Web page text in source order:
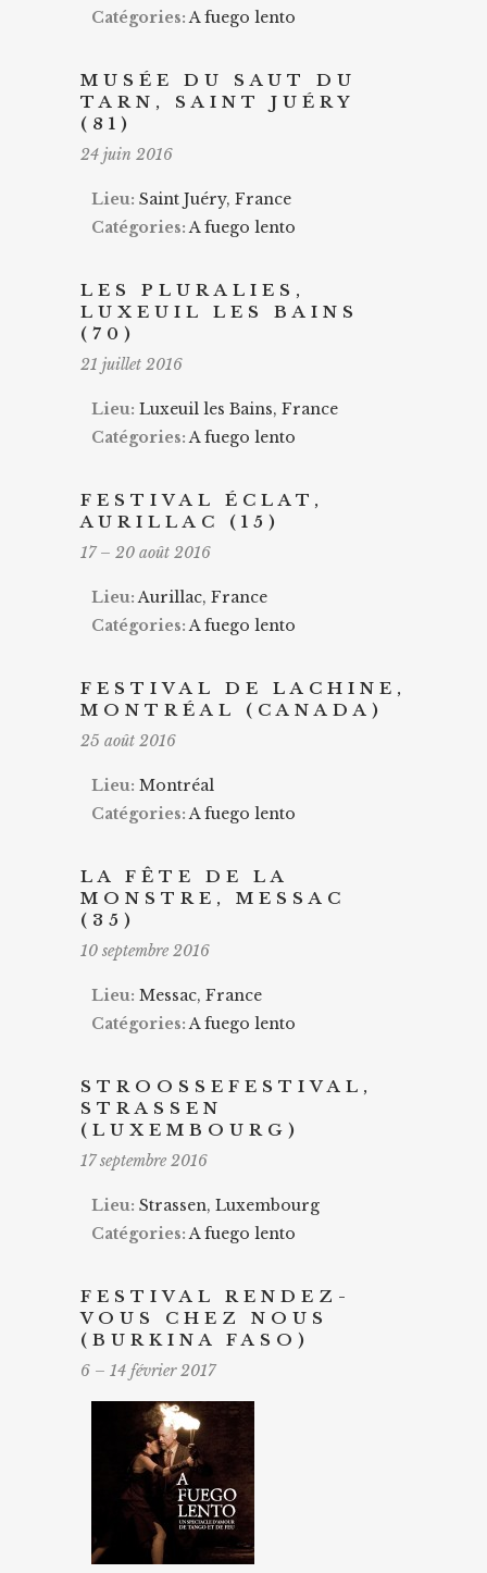
Catégories: A fuego lento
MUSÉE DU SAUT DU
TARN, SAINT JUÉRY
(81)
24 juin 2016
Lieu: Saint Juéry, France
Catégories: A fuego lento
LES PLURALIES,
LUXEUIL LES BAINS
(70)
21 juillet 2016
Lieu: Luxeuil les Bains, France
Catégories: A fuego lento
FESTIVAL ÉCLAT,
AURILLAC (15)
17– 20 août 2016
Lieu: Aurillac, France
Catégories: A fuego lento
FESTIVAL DE LACHINE,
MONTRÉAL (CANADA)
25 août 2016
Lieu: Montréal
Catégories: A fuego lento
LA FÊTE DE LA
MONSTRE, MESSAC
(35)
10 septembre 2016
Lieu: Messac, France
Catégories: A fuego lento
STROOSSEFESTIVAL,
STRASSEN
(LUXEMBOURG)
17 septembre 2016
Lieu: Strassen, Luxembourg
Catégories: A fuego lento
FESTIVAL RENDEZ-
VOUS CHEZ NOUS
(BURKINA FASO)
6 – 14 février 2017